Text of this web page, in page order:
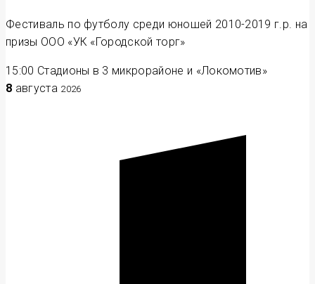
Фестиваль по футболу среди юношей 2010-2019 г.р. на
призы ООО «УК «Городской торг»
15:00 Стадионы в 3 микрорайоне и «Локомотив»
8 августа 2026